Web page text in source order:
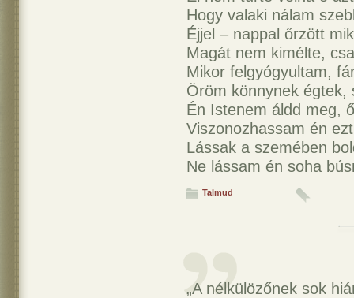
Hogy valaki nálam
Éjjel – nappal őrzött
Magát nem kimélte,
Mikor felgyógyultam,
Öröm könnynek égtek,
Én Istenem áldd meg,
Viszonozhassam én
Lássak a szemében
Ne lássam én soha
Talmud
„A nélkülözőnek sok